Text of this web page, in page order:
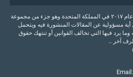
موقع وكالة الحدث للآراء تأسس عام ٢٠١٧ في المملكة المتحدة وهو جزء من مجموعة
أية مسؤولية عن المقالات المنشورة فيه ويتحمل
يرد فيها التي تخالف القوانين أو تنتهك حقوق
آخر ..
Email: